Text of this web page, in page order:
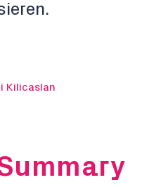
Kilicaslan